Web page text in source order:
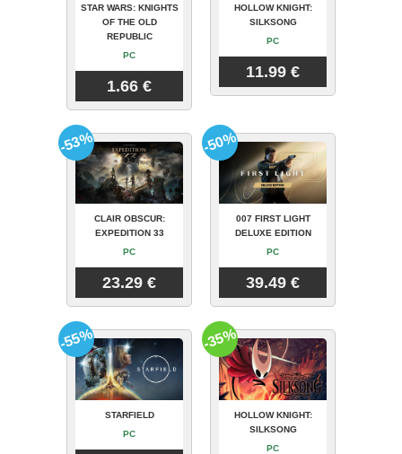
STAR WARS: KNIGHTS
OF THE OLD
REPUBLIC
PC
1.66 €
HOLLOW KNIGHT:
SILKSONG
PC
11.99 €
CLAIR OBSCUR:
EXPEDITION 33
PC
23.29 €
-53%
007 FIRST LIGHT
DELUXE EDITION
PC
39.49 €
-50%
STARFIELD
PC
-55%
HOLLOW KNIGHT:
SILKSONG
PC
-35%